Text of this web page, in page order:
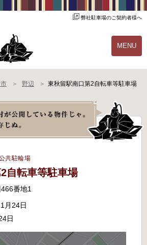
弊社駐車場のご契約者様へ
MENU
ご契約の流れ
駐輪場オーナー様へ
野辺 東秋留駅南口第2自転車等駐車場
共駐輪場
自転車等駐車場
番地1
月24日
日